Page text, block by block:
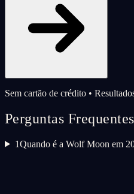
Sem cartão de crédito •
Perguntas Frequentes
1Quando é a Wolf Moon em